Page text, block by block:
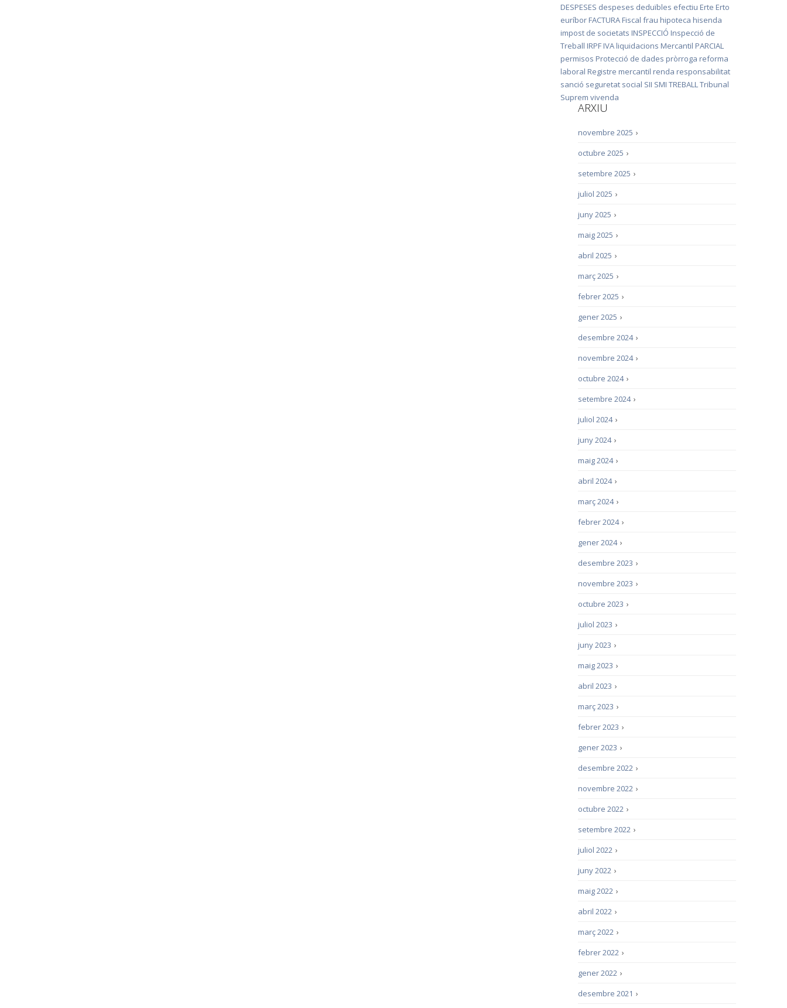
DESPESES despeses deduïbles efectiu Erte Erto
euríbor FACTURA Fiscal frau hipoteca hisenda
impost de societats INSPECCIÓ Inspecció de
Treball IRPF IVA liquidacions Mercantil PARCIAL
permisos Protecció de dades pròrroga reforma
laboral Registre mercantil renda responsabilitat
sanció seguretat social SII SMI TREBALLTribunal
Suprem vivenda
ARXIU
›
novembre 2025
›
octubre 2025
›
setembre 2025
›
juliol 2025
›
juny 2025
›
maig 2025
›
abril 2025
›
març 2025
›
febrer 2025
›
gener 2025
›
desembre 2024
›
novembre 2024
›
octubre 2024
›
setembre 2024
›
juliol 2024
›
juny 2024
›
maig 2024
›
abril 2024
›
març 2024
›
febrer 2024
›
gener 2024
›
desembre 2023
›
novembre 2023
›
octubre 2023
›
juliol 2023
›
juny 2023
›
maig 2023
›
abril 2023
›
març 2023
›
febrer 2023
›
gener 2023
›
desembre 2022
›
novembre 2022
›
octubre 2022
›
setembre 2022
›
juliol 2022
›
juny 2022
›
maig 2022
›
abril 2022
›
març 2022
›
febrer 2022
›
gener 2022
›
desembre 2021